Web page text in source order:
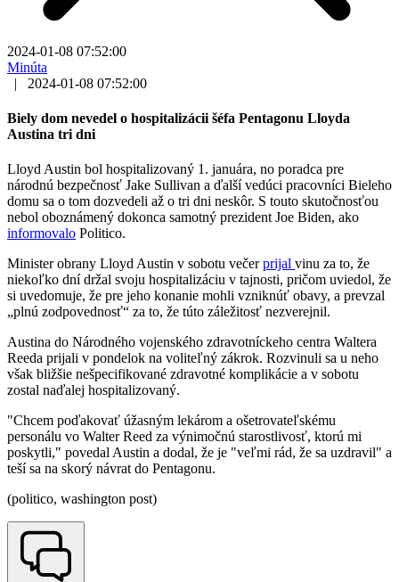
2024-01-08 07:52:00
Minúta
|
2024-01-08 07:52:00
Biely dom nevedel o hospitalizácii šéfa Pentagonu Lloyda
Austina tri dni
Lloyd Austin bol hospitalizovaný 1. januára, no poradca pre
národnú bezpečnosť Jake Sullivan a ďalší vedúci pracovníci Bieleho
domu sa o tom dozvedeli až o tri dni neskôr. S touto skutočnosťou
nebol oboznámený dokonca samotný prezident Joe Biden, ako
informovalo Politico.
Minister obrany Lloyd Austin v sobotu večerprijal vinu za to, že
niekoľko dní držal svoju hospitalizáciu v tajnosti, pričom uviedol, že
si uvedomuje, že pre jeho konanie mohli vzniknúť obavy, a prevzal
„plnú zodpovednosť“ za to, že túto záležitosť nezverejnil.
Austina do Národného vojenského zdravotníckeho centra Waltera
Reeda prijali v pondelok na voliteľný zákrok. Rozvinuli sa u neho
však bližšie nešpecifikované zdravotné komplikácie a v sobotu
zostal naďalej hospitalizovaný.
"Chcem poďakovať úžasným lekárom a ošetrovateľskému
personálu vo Walter Reed za výnimočnú starostlivosť, ktorú mi
poskytli," povedal Austin a dodal, že je "veľmi rád, že sa uzdravil" a
teší sa na skorý návrat do Pentagonu.
(politico, washington post)